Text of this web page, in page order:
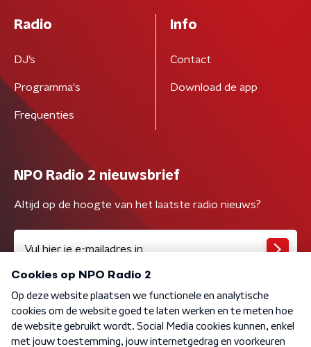
Radio
DJ’s
Programma's
Frequenties
Info
Contact
Download de app
NPO Radio 2 nieuwsbrief
Altijd op de hoogte van het laatste radio nieuws?
Algemene voorwaarden